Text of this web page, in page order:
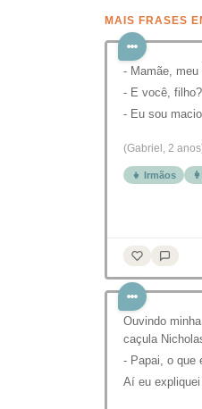
MAIS FRASES
- Mamãe,
- E você, filho?
- Eu sou
(Gabriel, 2
👧 Irmãos
Ouvindo
caçula
- Papai, o que
Aí eu